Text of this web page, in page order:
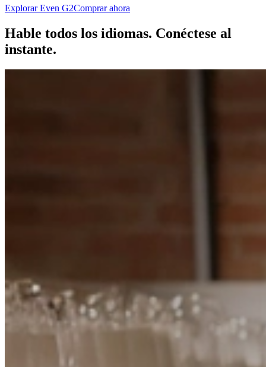
Explorar Even G2Comprar ahora
Hable todos los idiomas. Conéctese al
instante.